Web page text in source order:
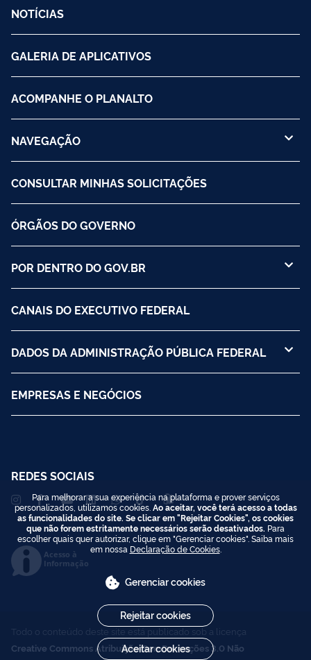
NOTÍCIAS
GALERIA DE APLICATIVOS
ACOMPANHE O PLANALTO
NAVEGAÇÃO
CONSULTAR MINHAS SOLICITAÇÕES
ÓRGÃOS DO GOVERNO
POR DENTRO DO GOV.BR
CANAIS DO EXECUTIVO FEDERAL
DADOS DA ADMINISTRAÇÃO PÚBLICA FEDERAL
EMPRESAS E NEGÓCIOS
REDES SOCIAIS
Acesso à
Informação
Todo o conteúdo deste site está publicado sob a licença
Creative Commons Atribuição-SemDerivações 3.0 Não
Para melhorar a sua experiência na plataforma e prover serviços
personalizados, utilizamos cookies. Ao aceitar, você terá acesso a todas
as funcionalidades do site. Se clicar em "Rejeitar Cookies", os cookies
que não forem estritamente necessários serão desativados. Para
escolher quais quer autorizar, clique em "Gerenciar cookies". Saiba mais
em nossa Declaração de Cookies.
Gerenciar cookies
Rejeitar cookies
Aceitar cookies